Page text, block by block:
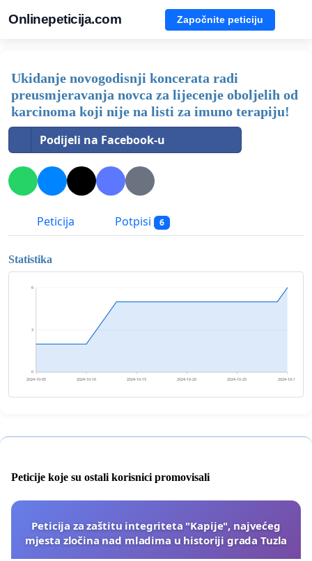
Onlinepeticija.com Započnite peticiju
Ukidanje novogodisnji koncerata radi
preusmjeravanja novca za lijecenje oboljelih od
karcinoma koji nije na listi za imuno terapiju!
Podijeli na Facebook-u
Peticija Potpisi 6
Statistika
0
3
6
2024-10-05 2024-10-10 2024-10-15 2024-10-20 2024-10-25 2024-10-30
Peticije koje su ostali korisnici promovisali
Peticija za zaštitu integriteta "Kapije", najvećeg
mjesta zločina nad mladima u historiji grada Tuzla